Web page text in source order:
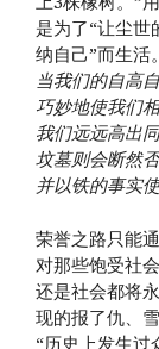
是为了“让尘世
纳自己”而生活。
当我们的自高
巧妙地使我们
我们远远高出
坟墓则会断然
并以铁的事实
荣誉之路只能
对那些饱受社
还是社会都将
现的报了仇、
“历史上发生过